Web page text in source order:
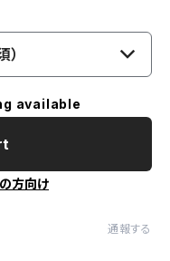
available
方向け
通報する